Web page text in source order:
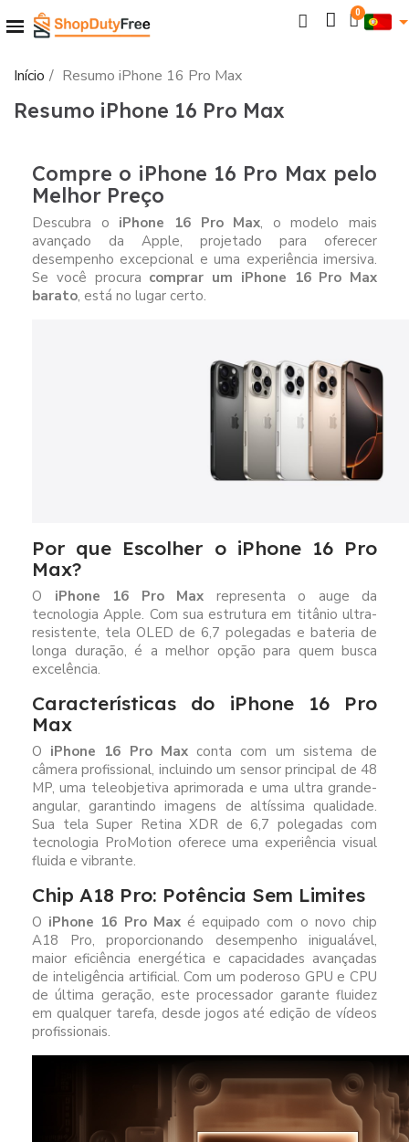
Início Resumo iPhone 16 Pro Max
Resumo iPhone 16 Pro Max
Compre o iPhone 16 Pro Max pelo
Melhor Preço
Descubra o iPhone 16 Pro Max, o modelo mais
avançado da Apple, projetado para oferecer
desempenho excepcional e uma experiência imersiva.
Se você procura comprar um iPhone 16 Pro Max
barato, está no lugar certo.
Por que Escolher o iPhone 16 Pro
Max?
O iPhone 16 Pro Max representa o auge da
tecnologia Apple. Com sua estrutura em titânio ultra-
resistente, tela OLED de 6,7 polegadas e bateria de
longa duração, é a melhor opção para quem busca
excelência.
Características do iPhone 16 Pro
Max
O iPhone 16 Pro Maxconta com um sistema de
câmera profissional, incluindo um sensor principal de 48
MP, uma teleobjetiva aprimorada e uma ultra grande-
angular, garantindo imagens de altíssima qualidade.
Sua tela Super Retina XDR de 6,7 polegadas com
tecnologia ProMotion oferece uma experiência visual
fluida e vibrante.
Chip A18 Pro: Potência Sem Limites
O iPhone 16 Pro Maxé equipado com o novo chip
A18 Pro, proporcionando desempenho inigualável,
maior eficiência energética e capacidades avançadas
de inteligência artificial. Com um poderoso GPU e CPU
de última geração, este processador garante fluidez
em qualquer tarefa, desde jogos até edição de vídeos
profissionais.